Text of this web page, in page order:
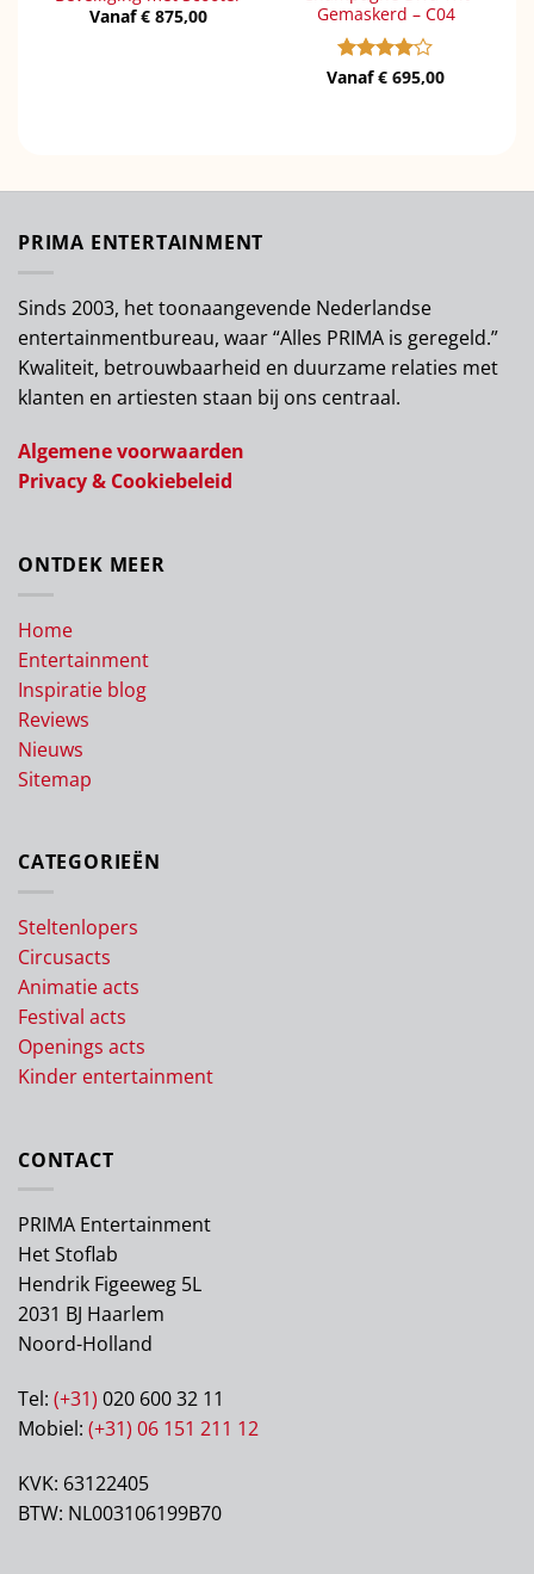
Vanaf€ 875,00
Gemaskerd – C04
Gewaardeerd
Vanaf€ 695,00
PRIMA ENTERTAINMENT
Sinds 2003, het toonaangevende Nederlandse
entertainmentbureau, waar “Alles PRIMA is geregeld.”
Kwaliteit, betrouwbaarheid en duurzame relaties met
klanten en artiesten staan bij ons centraal.
Algemene voorwaarden
Privacy & Cookiebeleid
ONTDEK MEER
Home
Entertainment
Inspiratie blog
Reviews
Nieuws
Sitemap
CATEGORIEËN
Steltenlopers
Circusacts
Animatie acts
Festival acts
Openings acts
Kinder entertainment
CONTACT
PRIMA Entertainment
Het Stoflab
Hendrik Figeeweg 5L
2031 BJ Haarlem
Noord-Holland
Tel: (+31) 020 600 32 11
Mobiel: (+31) 06 151 211 12
KVK: 63122405
BTW: NL003106199B70